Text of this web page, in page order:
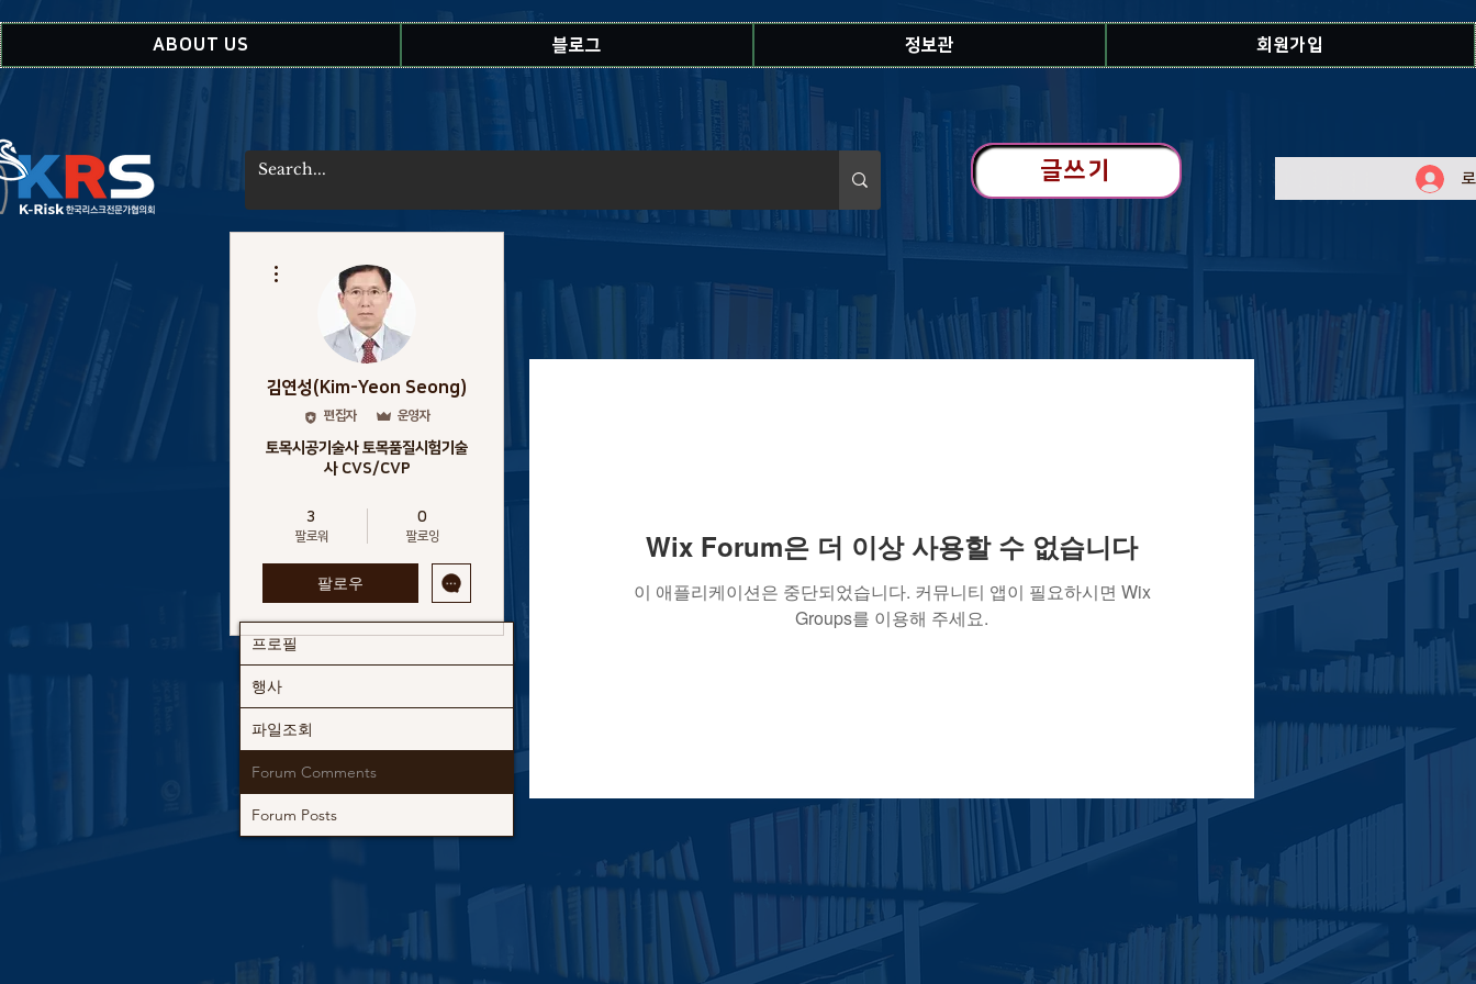
ABOUT US 블로그 정보관 회원가입
글쓰기
Wix Forum은 더 이상 사용할 수 없습니다
이 애플리케이션은 중단되었습니다. 커뮤니티 앱이 필요하시면 Wix
Groups를 이용해 주세요.
김연성(Kim-Yeon Seong)
편집자 운영자
토목시공기술사 토목품질시험기술
사 CVS/CVP
3
팔로워
0
팔로잉
팔로우
프로필
행사
파일조회
Forum Comments
Forum Posts